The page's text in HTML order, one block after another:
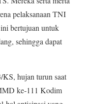
pelaksanaan TNI
bertujuan untuk
sehingga dapat
hujan turun saat
ke-111 Kodim